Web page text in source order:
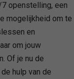
openstelling, een
mogelijkheid om te
en
om jouw
Of je nu de
hulp van de